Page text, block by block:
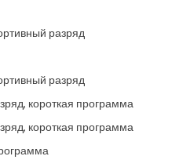
разряд
разряд
короткая программа
короткая программа